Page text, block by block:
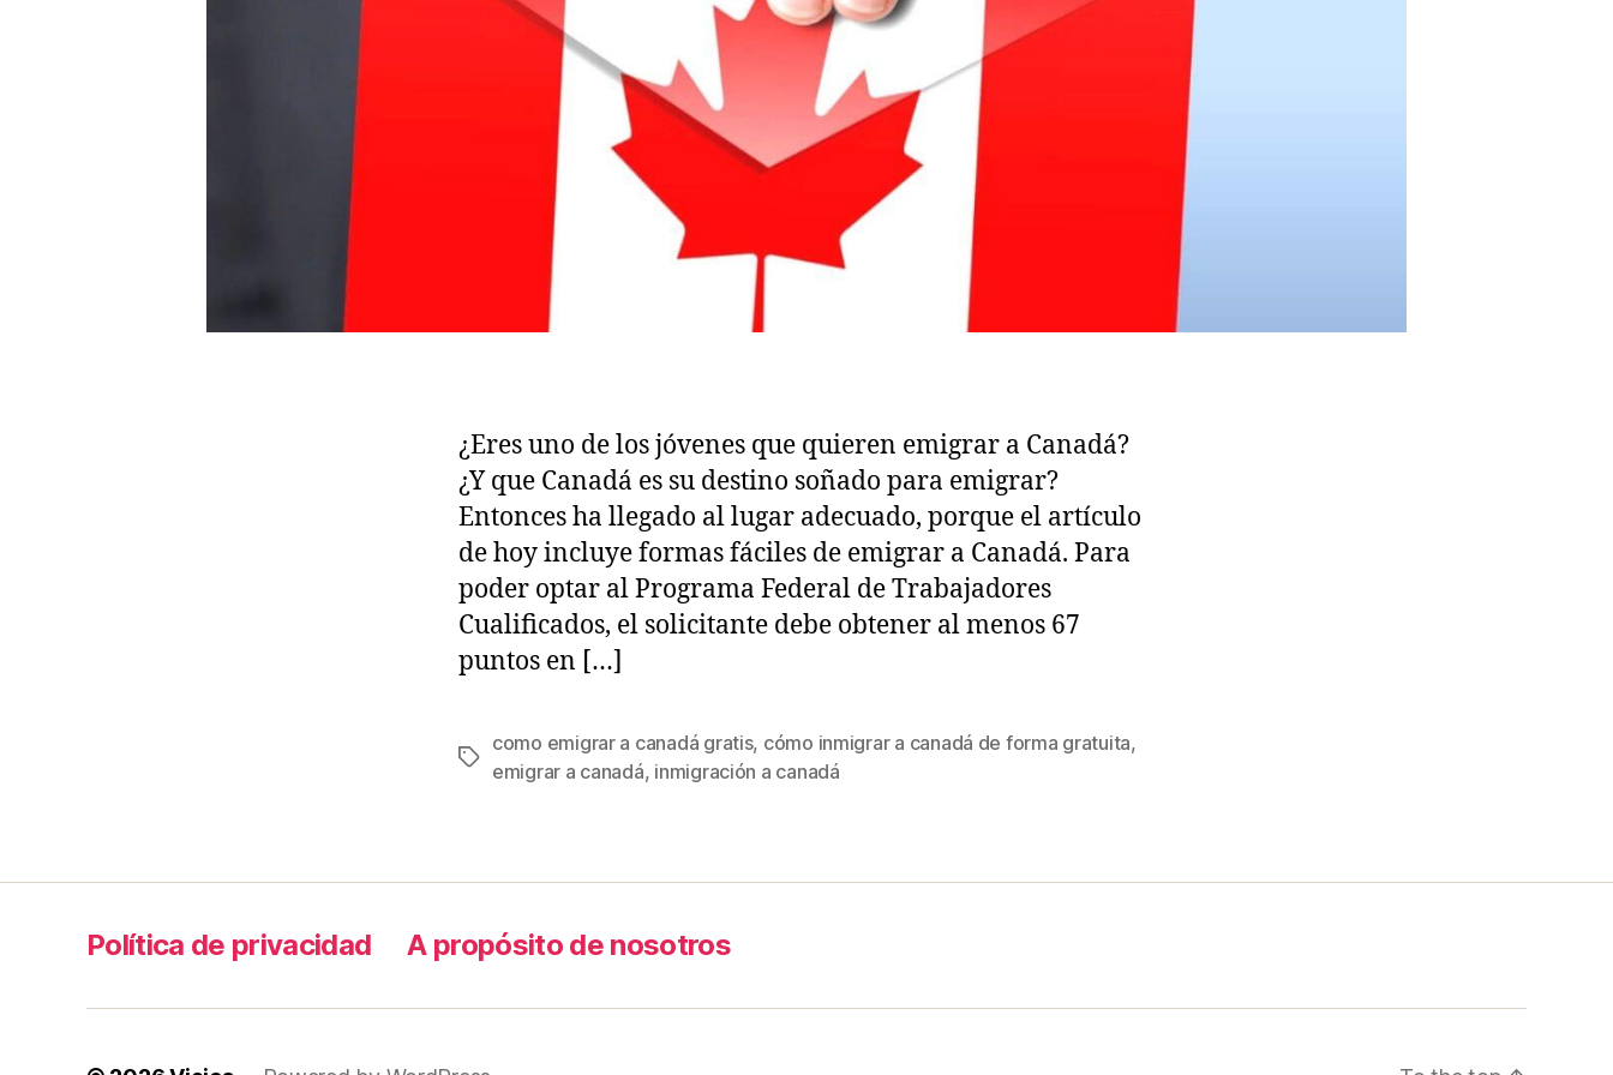
¿Eres uno de los jóvenes que quieren emigrar a Canadá?
¿Y que Canadá es su destino soñado para emigrar?
Entonces ha llegado al lugar adecuado, porque el artículo
de hoy incluye formas fáciles de emigrar a Canadá. Para
poder optar al Programa Federal de Trabajadores
Cualificados, el solicitante debe obtener al menos 67
puntos en […]
Tags
como emigrar a canadá gratis, cómo inmigrar a canadá de forma gratuita,
emigrar a canadá, inmigración a canadá
Política de privacidad A propósito de nosotros